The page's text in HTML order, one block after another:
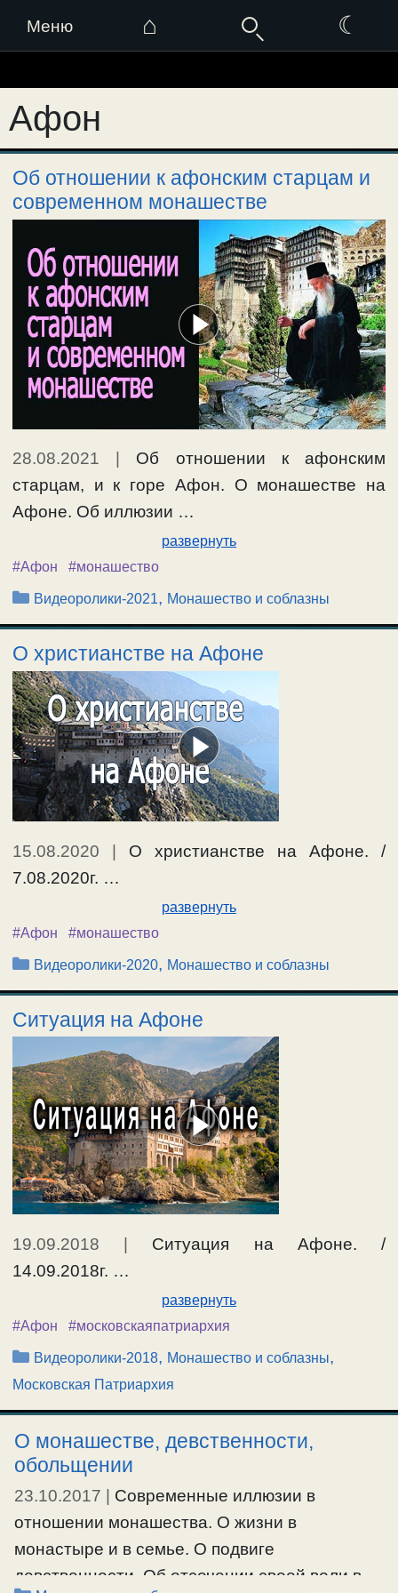
Меню ⌂ ☾
к
содержимому
Афон
Об отношении к афонским старцам и
современном монашестве
28.08.2021
Об отношении к афонским
старцам, и к горе Афон. О монашестве на
Афоне. Об иллюзии …
развернуть
#Афон
#монашество
Рубрики
Видеоролики-2021, Монашество и соблазны
О христианстве на Афоне
15.08.2020 | О христианстве на Афоне. /
7.08.2020г. …
развернуть
#Афон
#монашество
Рубрики
Видеоролики-2020, Монашество и соблазны
Ситуация на Афоне
19.09.2018 | Ситуация на Афоне. /
14.09.2018г. …
развернуть
#Афон
#московскаяпатриархия
Рубрики
Видеоролики-2018, Монашество и соблазны,
Московская Патриархия
О монашестве, девственности,
обольщении
23.10.2017 | Современные иллюзии в
отношении монашества. О жизни в
монастыре и в семье. О подвиге
девственности. Об отсечении своей воли в